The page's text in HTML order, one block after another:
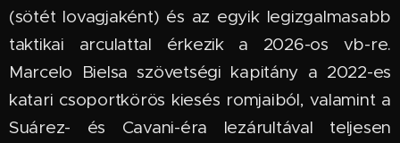
(sötét lovagjaként) és az egyik legizgalmasabb
taktikai arculattal érkezik a 2026-os vb-re.
Marcelo Bielsa szövetségi kapitány a 2022-es
katari csoportkörös kiesés romjaiból, valamint a
Suárez- és Cavani-éra lezárultával teljesen